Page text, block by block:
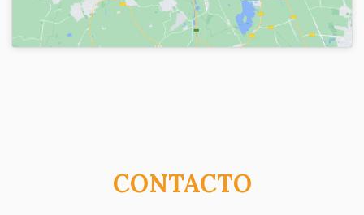
CONTACTO